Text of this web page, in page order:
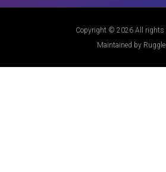
Copyright © 2026 All rights
Maintained by